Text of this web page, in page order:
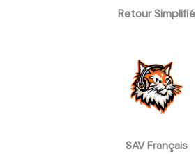
Retour Simplifié
SAV Français